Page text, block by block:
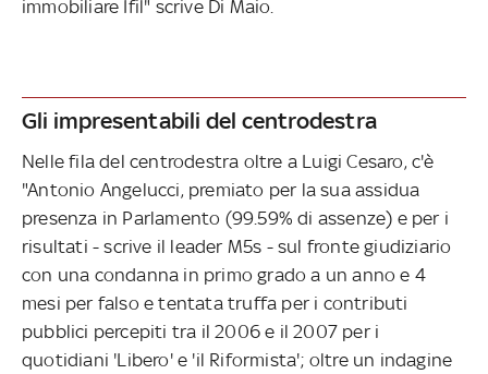
immobiliare Ifil" scrive Di Maio.
Gli impresentabili del centrodestra
Nelle fila del centrodestra oltre a Luigi Cesaro, c'è
"Antonio Angelucci, premiato per la sua assidua
presenza in Parlamento (99.59% di assenze) e per i
risultati - scrive il leader M5s - sul fronte giudiziario
con una condanna in primo grado a un anno e 4
mesi per falso e tentata truffa per i contributi
pubblici percepiti tra il 2006 e il 2007 per i
quotidiani 'Libero' e 'il Riformista'; oltre un indagine